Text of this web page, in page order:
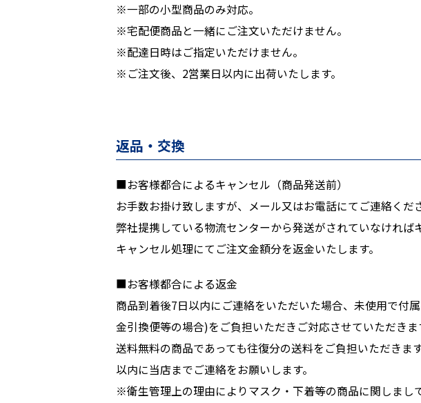
※一部の小型商品のみ対応。
※宅配便商品と一緒にご注文いただけません。
※配達日時はご指定いただけません。
※ご注文後、2営業日以内に出荷いたします。
返品・交換
■お客様都合によるキャンセル（商品発送前）
お手数お掛け致しますが、メール又はお電話にてご連絡くだ
弊社提携している物流センターから発送がされていなければ
キャンセル処理にてご注文金額分を返金いたします。
■お客様都合による返金
商品到着後7日以内にご連絡をいただいた場合、未使用で付
金引換便等の場合)をご負担いただきご対応させていただきま
送料無料の商品であっても往復分の送料をご負担いただき
以内に当店までご連絡をお願いします。
※衛生管理上の理由によりマスク・下着等の商品に関しまし